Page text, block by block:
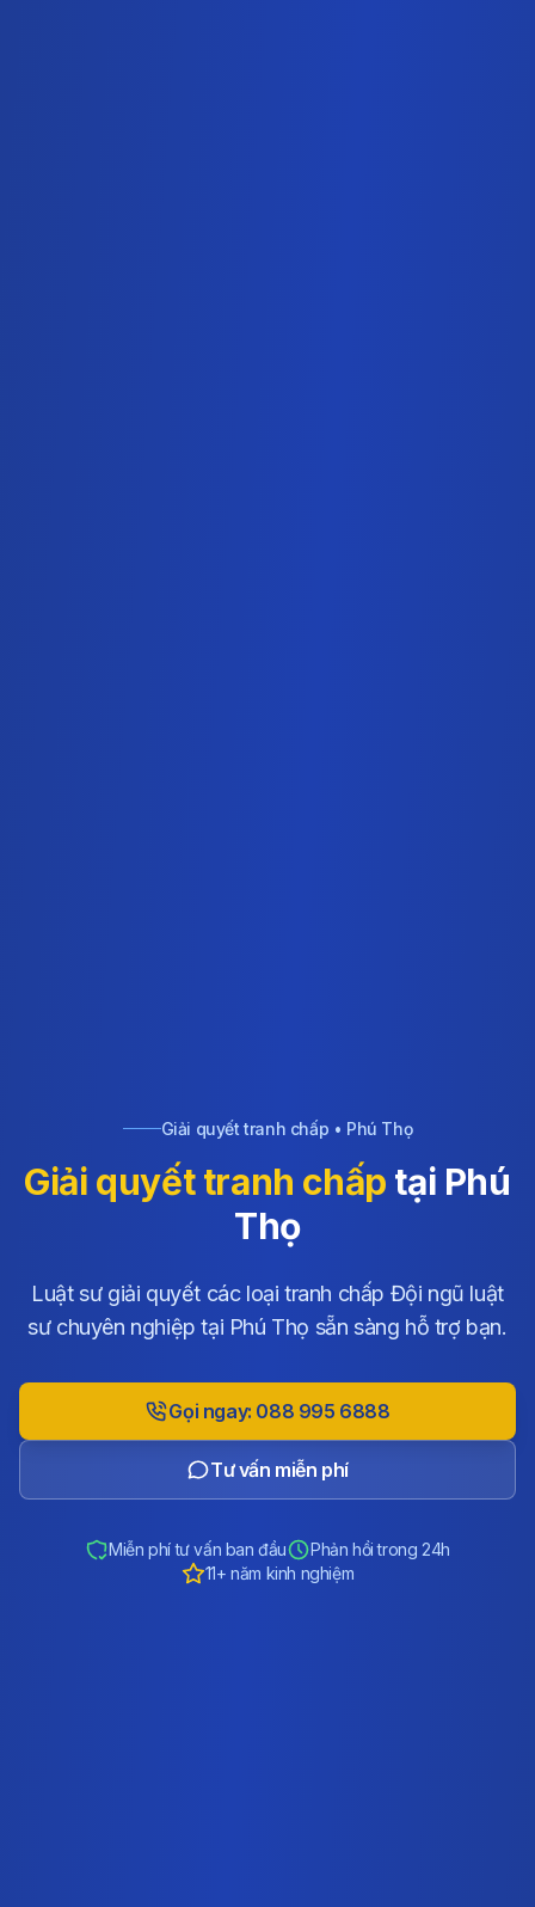
Giải quyết tranh chấp • Phú Thọ
Giải quyết tranh chấp tại Phú
Thọ
Luật sư giải quyết các loại tranh chấp Đội ngũ luật
sư chuyên nghiệp tại Phú Thọ sẵn sàng hỗ trợ bạn.
Gọi ngay: 088 995 6888
Tư vấn miễn phí
Miễn phí tư vấn ban đầu
Phản hồi trong 24h
11+ năm kinh nghiệm